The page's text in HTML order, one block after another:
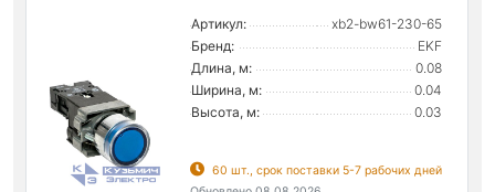
Артикул:
xb2-bw61-230-65
Бренд:
EKF
Длина, м:
0.08
Ширина, м:
0.04
Высота, м:
0.03
60 шт., срок поставки 5-7 рабочих дней